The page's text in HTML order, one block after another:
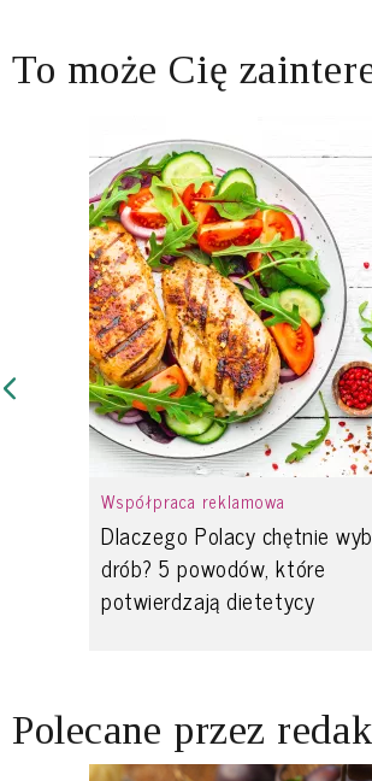
To może Cię
Współpraca reklamowa
Dlaczego Polacy chętnie
drób? 5 powodów, które
potwierdzają dietetycy
Polecane przez